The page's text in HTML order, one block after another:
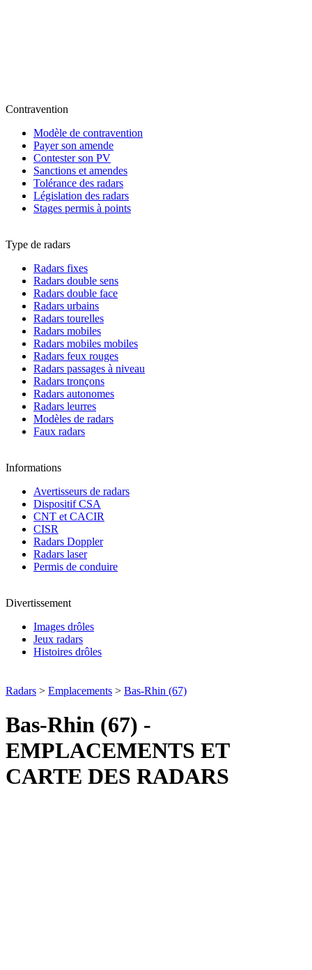
Contravention
Modèle de contravention
Payer son amende
Contester son PV
Sanctions et amendes
Tolérance des radars
Législation des radars
Stages permis à points
Type de radars
Radars fixes
Radars double sens
Radars double face
Radars urbains
Radars tourelles
Radars mobiles
Radars mobiles mobiles
Radars feux rouges
Radars passages à niveau
Radars tronçons
Radars autonomes
Radars leurres
Modèles de radars
Faux radars
Informations
Avertisseurs de radars
Dispositif CSA
CNT et CACIR
CISR
Radars Doppler
Radars laser
Permis de conduire
Divertissement
Images drôles
Jeux radars
Histoires drôles
Radars > Emplacements > Bas-Rhin (67)
Bas-Rhin (67) -
EMPLACEMENTS ET
CARTE DES RADARS